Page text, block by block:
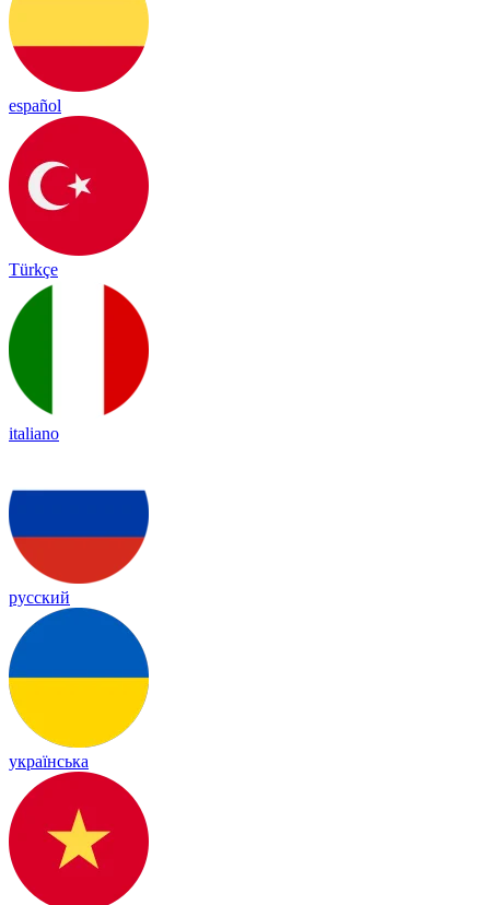
español
Türkçe
italiano
русский
українська